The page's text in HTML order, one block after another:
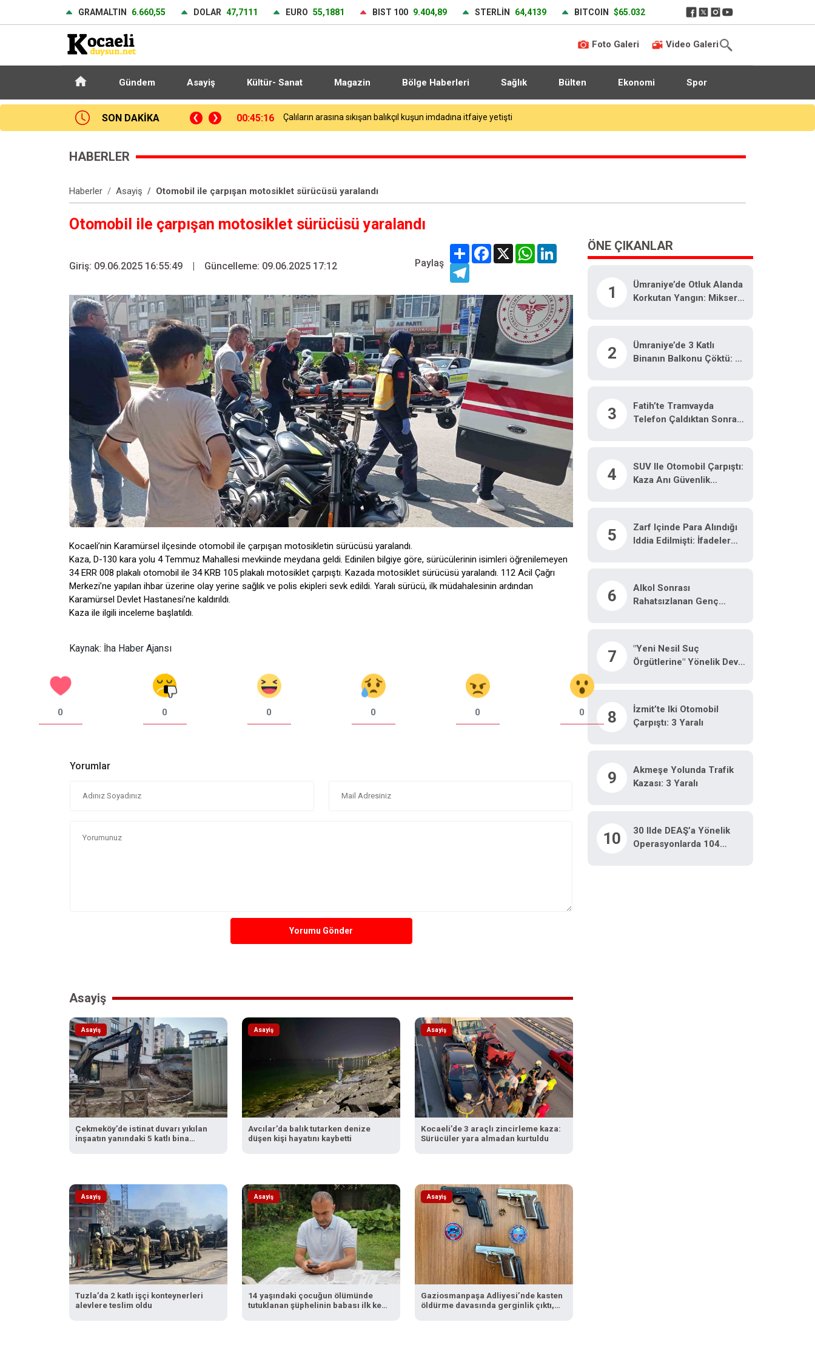
GRAMALTIN 6.660,55 DOLAR 47,7111 EURO 55,1881 BIST 100 9.404,89 STERLİN 64,4139 BITCOIN $65.032
Foto Galeri Video Galeri
Gündem Asayiş Kültür- Sanat Magazin Bölge Haberleri Sağlık Bülten Ekonomi Spor
SON DAKİKA
balıkçıl kuşun imdadına itfaiye yetişti 00:24:22 Avcılar’da balık tutarken denize düşen kişi hayatını kaybetti
HABERLER
Haberler Asayiş Otomobil ile çarpışan motosiklet sürücüsü yaralandı
Otomobil ile çarpışan motosiklet sürücüsü yaralandı
Giriş: 09.06.2025 16:55:49 | Güncelleme: 09.06.2025 17:12 Paylaş
ShareFacebook
X WhatsAppLinkedIn
Telegram
Kocaeli’nin Karamürsel ilçesinde otomobil ile çarpışan motosikletin sürücüsü yaralandı.
Kaza, D-130 kara yolu 4 Temmuz Mahallesi mevkiinde meydana geldi. Edinilen bilgiye göre, sürücülerinin isimleri öğrenilemeyen
34 ERR 008 plakalı otomobil ile 34 KRB 105 plakalı motosiklet çarpıştı. Kazada motosiklet sürücüsü yaralandı. 112 Acil Çağrı
Merkezi’ne yapılan ihbar üzerine olay yerine sağlık ve polis ekipleri sevk edildi. Yaralı sürücü, ilk müdahalesinin ardından
Karamürsel Devlet Hastanesi’ne kaldırıldı.
Kaza ile ilgili inceleme başlatıldı.
Kaynak: İha Haber Ajansı
0 0 0 0 0 0
Yorumlar
Yorumu Gönder
Asayiş
Asayiş
Çekmeköy’de istinat duvarı yıkılan
inşaatın yanındaki 5 katlı bina
Asayiş
Avcılar’da balık tutarken denize
düşen kişi hayatını kaybetti
Asayiş
Kocaeli’de 3 araçlı zincirleme kaza:
Sürücüler yara almadan kurtuldu
Asayiş
Tuzla’da 2 katlı işçi konteynerleri
alevlere teslim oldu
Asayiş
14 yaşındaki çocuğun ölümünde
tutuklanan şüphelinin babası ilk kez
Asayiş
Gaziosmanpaşa Adliyesi’nde kasten
öldürme davasında gerginlik çıktı,
ÖNE ÇIKANLAR
1
Ümraniye’de Otluk Alanda
Korkutan Yangın: Mikser
2
Ümraniye’de 3 Katlı
Binanın Balkonu Çöktü: 2
3
Fatih’te Tramvayda
Telefon Çaldıktan Sonra
4
SUV Ile Otomobil Çarpıştı:
Kaza Anı Güvenlik
5
Zarf Içinde Para Alındığı
Iddia Edilmişti: İfadeler
6
Alkol Sonrası
Rahatsızlanan Genç
7
"Yeni Nesil Suç
Örgütlerine" Yönelik Dev
8
İzmit’te Iki Otomobil
Çarpıştı: 3 Yaralı
9
Akmeşe Yolunda Trafik
Kazası: 3 Yaralı
10
30 Ilde DEAŞ’a Yönelik
Operasyonlarda 104